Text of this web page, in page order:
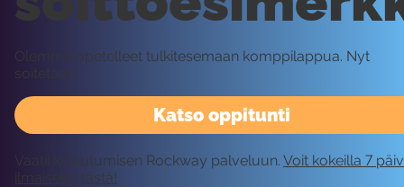
Katso oppitunti
Olemme opetelleet tulkitesemaan komppilappua. Nyt
soitetaan.
Vaatii kirjautumisen Rockway palveluun. Voit kokeilla 7
ilmaiseksi tästä!